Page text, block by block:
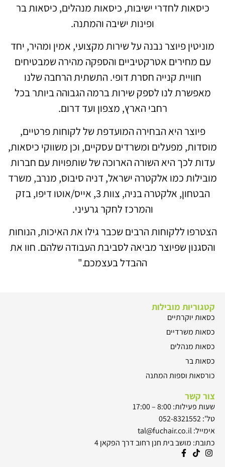
כיסאות לחדרי ישיבות, כיסאות מנהלים, כיסאות בר
ופינות ישיבה והמתנה.
מוניטין פיוצר נבנה על שירות מקצועי, אמין ומהיר, יחד
עם מחירים אטרקטיביים והספקה מהירה שמבטיחים
חוויית קנייה חסרת דופי. התשתית הרחבה שלנו
מאפשרת לנו לספק שירות ברמה הגבוהה ביותר בכל
רחבי הארץ, מצפון ועד דרום.
פיוצר היא הבחירה המועדפת של לקוחות פרטיים,
מוסדות, מפעלים ומשרדים עסקיים, וכן משווקי כיסאות,
עדות לכך היא השורה הארוכה של שותפויות עם חברות
מובילות כמו אלקטרה ישראל, דניה סיבוס, מנרב, משרד
הבטחון, אלקטרה בניה, צוות 3, אייס/אוטו דיפו, בזק
והמרכז לחקר גרעיני.
הצטרפו ללקוחות הרבים שכבר גילו את האיכות, הנוחות
והסגנון שפיוצר מביאה לסביבת העבודה שלהם. חוו את
ההבדל בעצמכם."
קטגוריות מובילות
כסאות יוקרתיים
כסאות משרדיים
כסאות מנהלים
כסאות בר
כורסאות וספות המתנה
צור קשר
שעות פעילות: 8:00 – 17:00
טל': 052-8321552
אימייל: tal@fuchair.co.il
כתובת: מושב בית חנן רחוב דרך הפקאן 4